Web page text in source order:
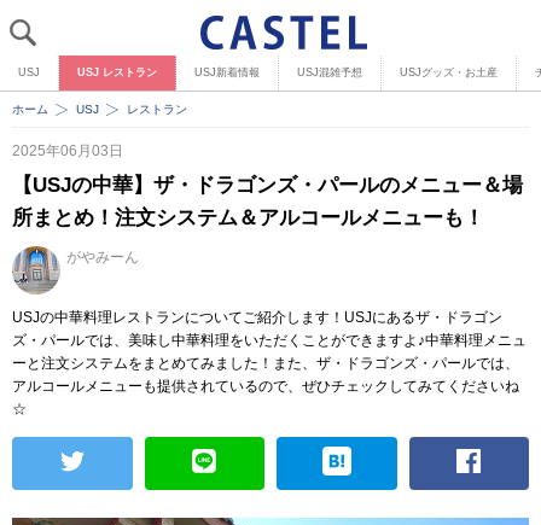
USJ USJ レストラン USJ新着情報 USJ混雑予想 USJグッズ・お土産
ホーム USJ レストラン
2025年06月03日
【USJの中華】ザ・ドラゴンズ・パールのメニュー＆場
所まとめ！注文システム＆アルコールメニューも！
がやみーん
USJの中華料理レストランについてご紹介します！USJにあるザ・ドラゴン
ズ・パールでは、美味し中華料理をいただくことができますよ♪中華料理メニュ
ーと注文システムをまとめてみました！また、ザ・ドラゴンズ・パールでは、
アルコールメニューも提供されているので、ぜひチェックしてみてくださいね
☆